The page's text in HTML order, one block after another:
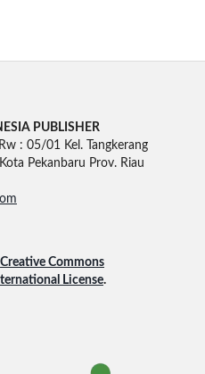
PUBLISHER
: 05/01 Kel. Tangkerang
Pekanbaru Prov. Riau
Creative Commons
License.